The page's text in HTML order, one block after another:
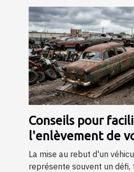
Conseils pour
l'enlèvement de
véhicule en fin de
La mise au rebut d'un
représente souvent un défi,